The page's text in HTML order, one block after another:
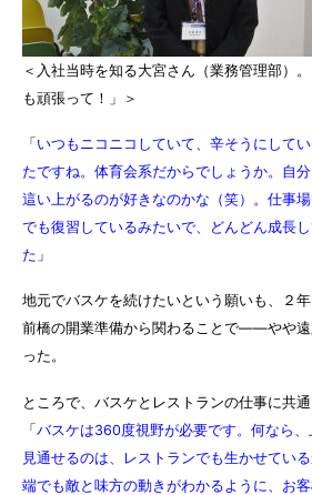
＜入社当時を知る大宮さん（業務管理部）
も頑張って！」＞
「 いつもニコニコしていて、辛そうにして
たですね。体育会系だからでしょうか。自
這い上がるのが好きなのかな（笑）。仕事
でも復習しているみたいで、どんどん成長
た 」
地元でバスケを続けたいという願いも、２
前橋の開業準備から関わることで――やや
った。
ところで、バスケとレストランの仕事に共
「バスケは360度視野が必要です。何なら
見通せるのは、レストランでも生かせてい
端でも敵と味方の動きがわかるように、お客